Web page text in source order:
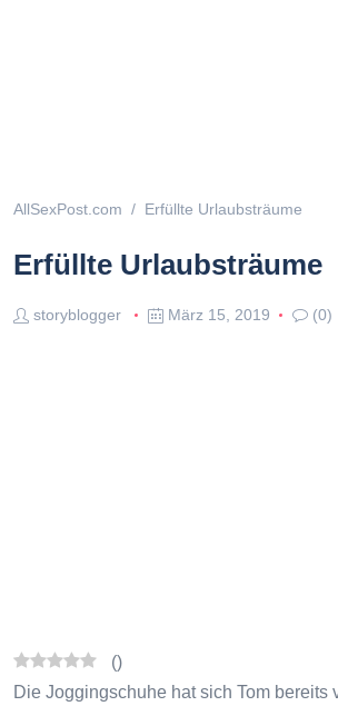
AllSexPost.com Erfüllte Urlaubsträume
Erfüllte Urlaubsträume
storyblogger März 15, 2019 (0)
()
Die Joggingschuhe hat sich Tom bereits